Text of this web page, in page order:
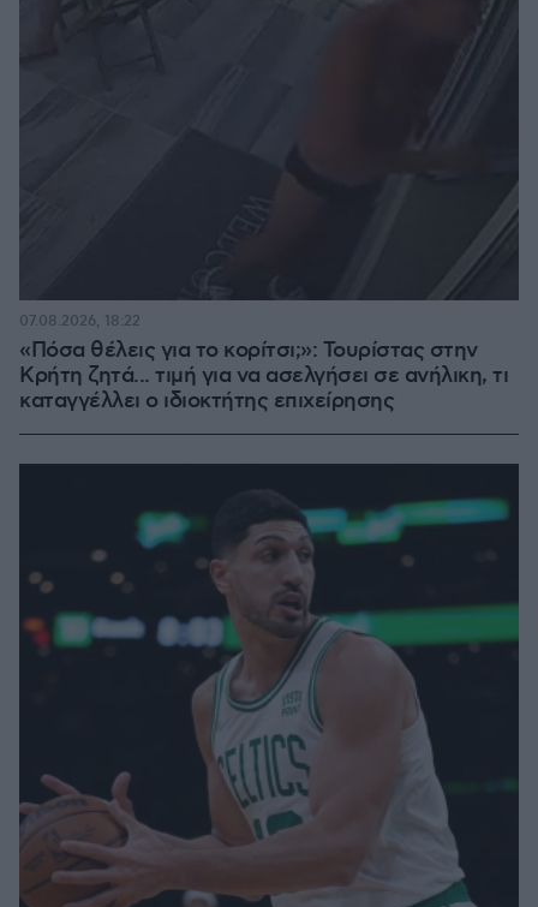
«Πόσα θέλεις για το κορίτσι;»: Τουρίστας στην
Κρήτη ζητά... τιμή για να ασελγήσει σε ανήλικη, τι
καταγγέλλει ο ιδιοκτήτης επιχείρησης
07.08.2026, 18:22